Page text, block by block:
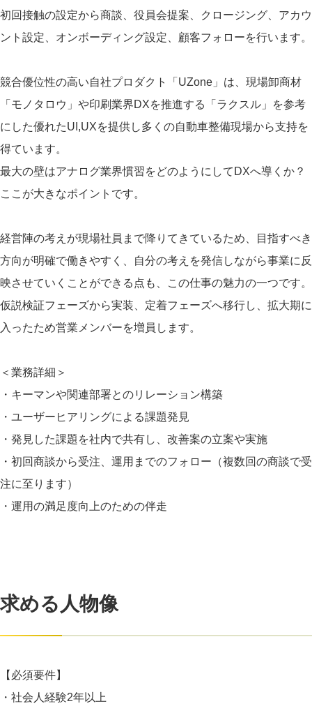
初回接触の設定から商談、役員会提案、クロージング、アカウ
ント設定、オンボーディング設定、顧客フォローを行います。
競合優位性の高い自社プロダクト「UZone」は、現場卸商材
「モノタロウ」や印刷業界DXを推進する「ラクスル」を参考
にした優れたUI,UXを提供し多くの自動車整備現場から支持を
得ています。
最大の壁はアナログ業界慣習をどのようにしてDXへ導くか？
ここが大きなポイントです。
経営陣の考えが現場社員まで降りてきているため、目指すべき
方向が明確で働きやすく、自分の考えを発信しながら事業に反
映させていくことができる点も、この仕事の魅力の一つです。
仮説検証フェーズから実装、定着フェーズへ移行し、拡大期に
入ったため営業メンバーを増員します。
＜業務詳細＞
・キーマンや関連部署とのリレーション構築
・ユーザーヒアリングによる課題発見
・発見した課題を社内で共有し、改善案の立案や実施
・初回商談から受注、運用までのフォロー（複数回の商談で受
注に至ります）
・運用の満足度向上のための伴走
求める人物像
【必須要件】
・社会人経験2年以上